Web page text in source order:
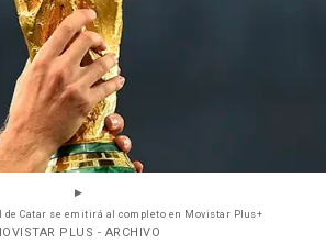
de Catar se emitirá al completo en Movistar Plus+
PLUS - ARCHIVO